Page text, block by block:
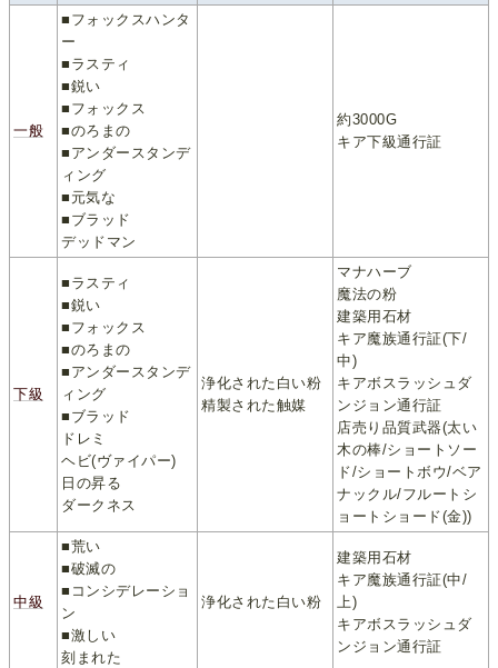
一般
■フォックスハンタ
ー
■ラスティ
■鋭い
■フォックス
■のろまの
■アンダースタンデ
ィング
■元気な
■ブラッド
デッドマン
約3000G
キア下級通行証
下級
■ラスティ
■鋭い
■フォックス
■のろまの
■アンダースタンデ
ィング
■ブラッド
ドレミ
ヘビ(ヴァイパー)
日の昇る
ダークネス
浄化された白い粉
精製された触媒
マナハーブ
魔法の粉
建築用石材
キア魔族通行証(下/
中)
キアボスラッシュダ
ンジョン通行証
店売り品質武器(太い
木の棒/ショートソー
ド/ショートボウ/ベア
ナックル/フルートシ
ョートショード(金))
中級
■荒い
■破滅の
■コンシデレーショ
ン
■激しい
刻まれた
浄化された白い粉
建築用石材
キア魔族通行証(中/
上)
キアボスラッシュダ
ンジョン通行証